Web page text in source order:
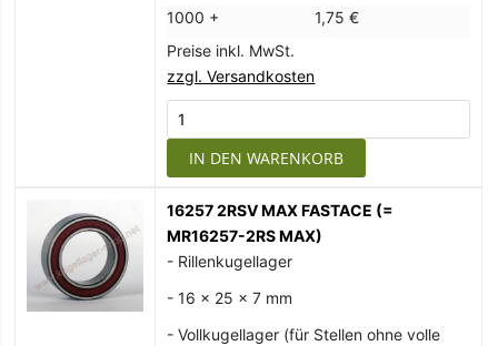
1000 +
1,75 €
Preise inkl. MwSt.
zzgl. Versandkosten
IN DEN WARENKORB
16257 2RSV MAX FASTACE (=
MR16257-2RS MAX)
- Rillenkugellager
- 16 x 25 x 7 mm
- Vollkugellager (für Stellen ohne volle